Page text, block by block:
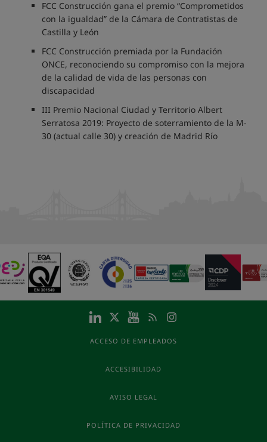
FCC Construcción gana el premio “Comprometidos
con la igualdad” de la Cámara de Contratistas de
Castilla y León
FCC Construcción premiada por la Fundación
ONCE, reconociendo su compromiso con la mejora
de la calidad de vida de las personas con
discapacidad
III Premio Nacional Ciudad y Territorio Albert
Serratosa 2019: Proyecto de soterramiento de la M-
30 (actual calle 30) y creación de Madrid Río
ACCESO DE EMPLEADOS
ACCESIBILIDAD
AVISO LEGAL
POLÍTICA DE PRIVACIDAD